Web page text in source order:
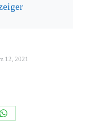
12, 2021